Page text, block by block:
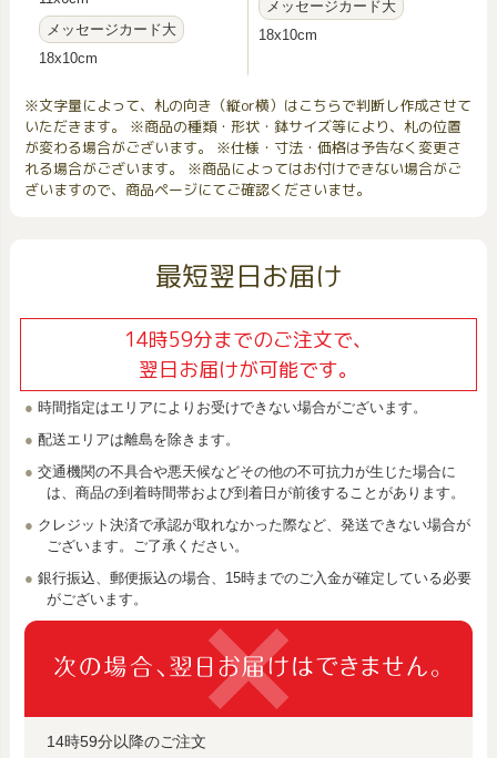
メッセージカード大
18x10cm
メッセージカード大
18x10cm
※文字量によって、札の向き（縦or横）はこちらで判断し作成させて
いただきます。 ※商品の種類・形状・鉢サイズ等により、札の位置
が変わる場合がございます。 ※仕様・寸法・価格は予告なく変更さ
れる場合がございます。 ※商品によってはお付けできない場合がご
ざいますので、商品ページにてご確認くださいませ。
最短翌日お届け
14時59分までのご注文で、
翌日お届けが可能です。
時間指定はエリアによりお受けできない場合がございます。
配送エリアは離島を除きます。
交通機関の不具合や悪天候などその他の不可抗力が生じた場合に
は、商品の到着時間帯および到着日が前後することがあります。
クレジット決済で承認が取れなかった際など、発送できない場合が
ございます。ご了承ください。
銀行振込、郵便振込の場合、15時までのご入金が確定している必要
がございます。
14時59分以降のご注文